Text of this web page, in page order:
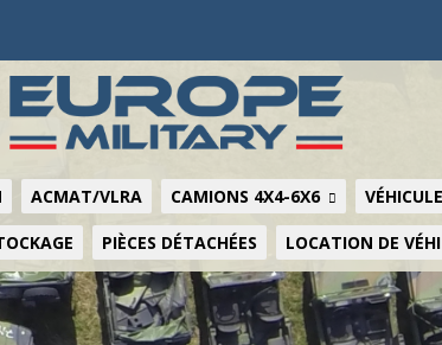
ACMAT/VLRA CAMIONS 4X4-6X6
PIÈCES DÉTACHÉES LOCATION DE